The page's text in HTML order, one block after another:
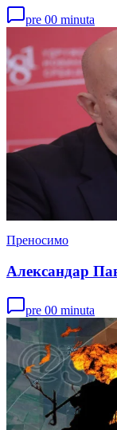
pre 00 minuta
Преносимо
Александар
pre 00 minuta